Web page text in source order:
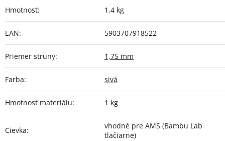
Hmotnosť: 1.4 kg
EAN: 5903707918522
Priemer struny: 1,75 mm
Farba: sivá
Hmotnosť materiálu: 1 kg
Cievka:
vhodné pre AMS (Bambu Lab
tlačiarne)